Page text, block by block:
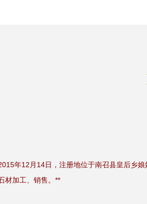
年12月14日，注册地位于南召县皇后乡娘
材加工、销售。**